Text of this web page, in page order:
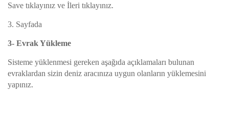
Save tıklayınız ve İleri tıklayınız.
3. Sayfada
3- Evrak Yükleme
Sisteme yüklenmesi gereken aşağıda açıklamaları bulunan
evraklardan sizin deniz aracınıza uygun olanların yüklemesini
yapınız.